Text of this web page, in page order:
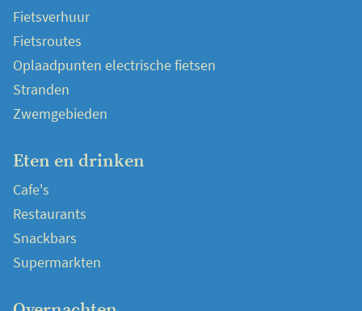
Fietsverhuur
Fietsroutes
Oplaadpunten electrische fietsen
Stranden
Zwemgebieden
Eten en drinken
Cafe's
Restaurants
Snackbars
Supermarkten